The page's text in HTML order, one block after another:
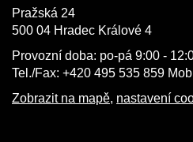
Pražská 24
500 04 Hradec Králové 4
Provozní doba: po-pá 9:00 -
Tel./Fax: +420 495 535 859
Zobrazit na mapě, nastavení